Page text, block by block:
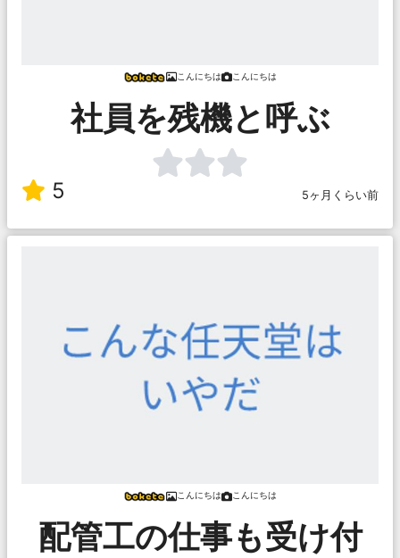
こんにちは こんにちは
社員を残機と呼ぶ
5 5ヶ月くらい前
こんにちは こんにちは
配管工の仕事も受け付